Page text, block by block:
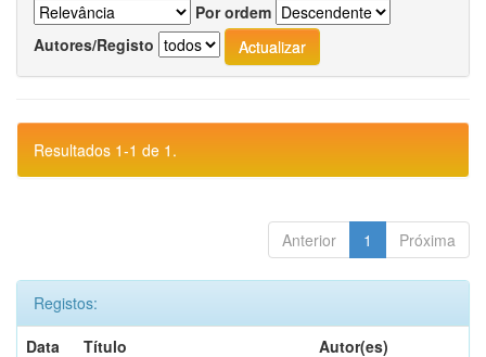
Por ordem
Autores/Registo
Resultados 1-1 de 1.
Anterior 1 Próxima
Registos:
Data
Título
Autor(es)